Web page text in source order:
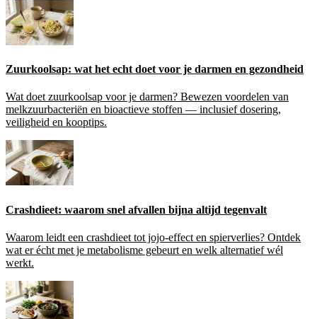
Zuurkoolsap: wat het echt doet voor je darmen en gezondheid
Wat doet zuurkoolsap voor je darmen? Bewezen voordelen van
melkzuurbacteriën en bioactieve stoffen — inclusief dosering,
veiligheid en kooptips.
Crashdieet: waarom snel afvallen bijna altijd tegenvalt
Waarom leidt een crashdieet tot jojo-effect en spierverlies? Ontdek
wat er écht met je metabolisme gebeurt en welk alternatief wél
werkt.